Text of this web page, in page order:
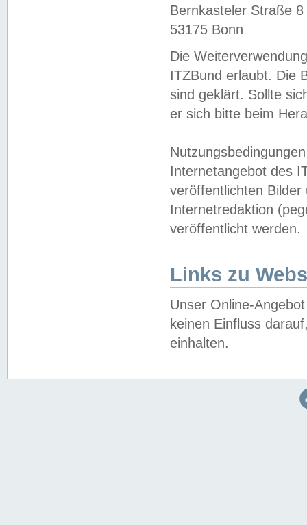
Bernkasteler Straße 8
53175 Bonn
Die
ITZBund erlaubt. Die
sind geklärt. Sollte
er sich bitte beim
Internetangebot des
veröffentlichten
Internetredaktion
veröffentlicht werden.
Links zu
Unser Online-
keinen Einfluss
einhalten.